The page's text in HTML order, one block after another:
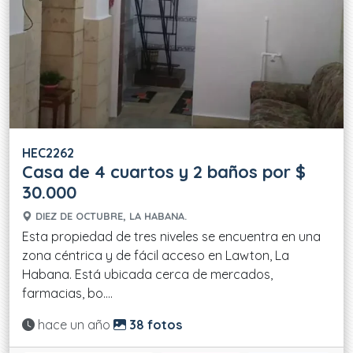
HEC2262
Casa de 4 cuartos y 2 baños por $
30.000
DIEZ DE OCTUBRE, LA HABANA.
Esta propiedad de tres niveles se encuentra en una
zona céntrica y de fácil acceso en Lawton, La
Habana. Está ubicada cerca de mercados,
farmacias, bo....
Actualizado:
hace un año 38 fotos